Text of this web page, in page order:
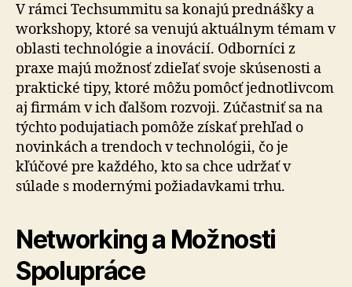
V rámci Techsummitu sa konajú prednášky a
workshopy, ktoré sa venujú aktuálnym témam v
oblasti technológie a inovácií. Odborníci z
praxe majú možnosť zdieľať svoje skúsenosti a
praktické tipy, ktoré môžu pomôcť jednotlivcom
aj firmám v ich ďalšom rozvoji. Zúčastniť sa na
týchto podujatiach pomôže získať prehľad o
novinkách a trendoch v technológii, čo je
kľúčové pre každého, kto sa chce udržať v
súlade s modernými požiadavkami trhu.
Networking a Možnosti
Spolupráce